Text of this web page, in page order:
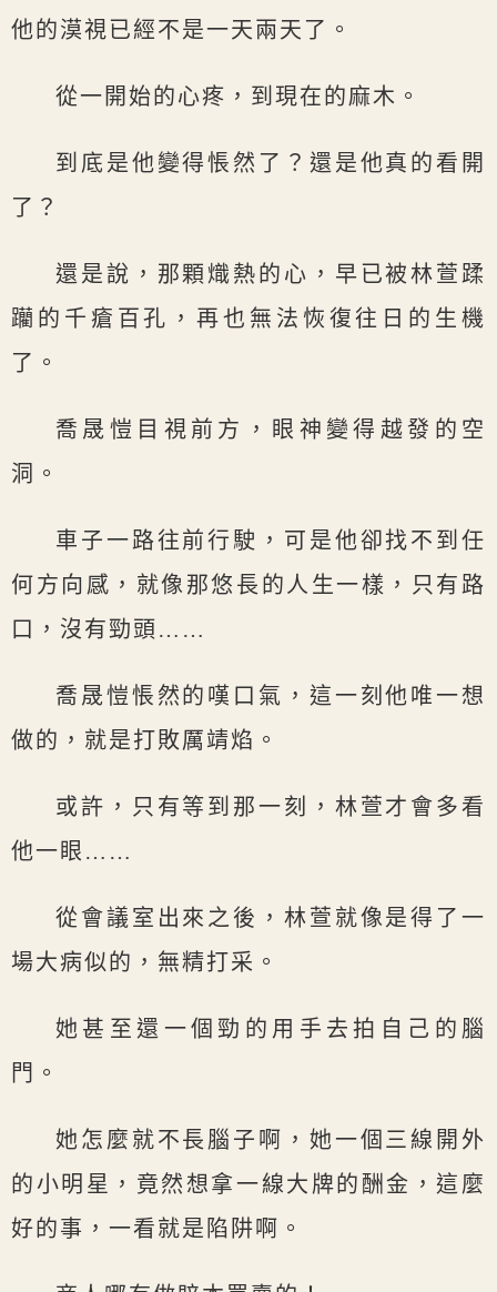
他的漠視已經不是一天兩天了。
從一開始的心疼，到現在的麻木。
到底是他變得悵然了？還是他真的看開
了？
還是說，那顆熾熱的心，早已被林萱蹂
躪的千瘡百孔，再也無法恢復往日的生機
了。
喬晟愷目視前方，眼神變得越發的空
洞。
車子一路往前行駛，可是他卻找不到任
何方向感，就像那悠長的人生一樣，只有路
口，沒有勁頭……
喬晟愷悵然的嘆口氣，這一刻他唯一想
做的，就是打敗厲靖焰。
或許，只有等到那一刻，林萱才會多看
他一眼……
從會議室出來之後，林萱就像是得了一
場大病似的，無精打采。
她甚至還一個勁的用手去拍自己的腦
門。
她怎麼就不長腦子啊，她一個三線開外
的小明星，竟然想拿一線大牌的酬金，這麼
好的事，一看就是陷阱啊。